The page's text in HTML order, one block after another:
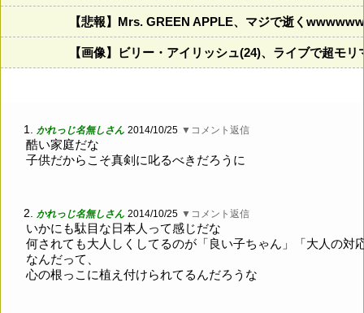
【悲報】Mrs. GREEN APPLE、マジで逝くwwwwww
【画像】ビリー・アイリッシュ(24)、ライブで超モ
1. かれっじ名無しさん 2014/10/25 ▼コメント返信
酷い家庭だな
子供だからこそ真剣に叱るべきだろうに
2. かれっじ名無しさん 2014/10/25 ▼コメント返信
いかにも駄目な日本人って感じだな
何されても大人しくしてるのが「良い子ちゃん」「大人の対
なんだって、
心の根っこに植え付けられてるんだろうな